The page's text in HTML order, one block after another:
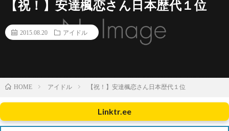
【祝！】安達楓恋さん日本歴代１位
2015.08.20 アイドル
HOME アイドル 【祝！】安達楓恋さん日本歴代１位
Linktr.ee